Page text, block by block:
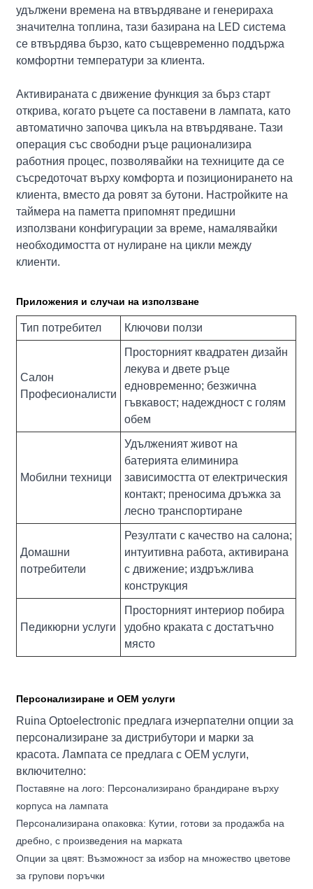
удължени времена на втвърдяване и генерираха
значителна топлина, тази базирана на LED система
се втвърдява бързо, като същевременно поддържа
комфортни температури за клиента.
Активираната с движение функция за бърз старт
открива, когато ръцете са поставени в лампата, като
автоматично започва цикъла на втвърдяване. Тази
операция със свободни ръце рационализира
работния процес, позволявайки на техниците да се
съсредоточат върху комфорта и позиционирането на
клиента, вместо да ровят за бутони. Настройките на
таймера на паметта припомнят предишни
използвани конфигурации за време, намалявайки
необходимостта от нулиране на цикли между
клиенти.
Приложения и случаи на използване
Тип потребител Ключови ползи
Салон
Професионалисти
Просторният квадратен дизайн
лекува и двете ръце
едновременно; безжична
гъвкавост; надеждност с голям
обем
Мобилни техници
Удълженият живот на
батерията елиминира
зависимостта от електрическия
контакт; преносима дръжка за
лесно транспортиране
Домашни
потребители
Резултати с качество на салона;
интуитивна работа, активирана
с движение; издръжлива
конструкция
Педикюрни услуги
Просторният интериор побира
удобно краката с достатъчно
място
Персонализиране и OEM услуги
Ruina Optoelectronic предлага изчерпателни опции за
персонализиране за дистрибутори и марки за
красота. Лампата се предлага с OEM услуги,
включително:
Поставяне на лого: Персонализирано брандиране върху
корпуса на лампата
Персонализирана опаковка: Кутии, готови за продажба на
дребно, с произведения на марката
Опции за цвят: Възможност за избор на множество цветове
за групови поръчки